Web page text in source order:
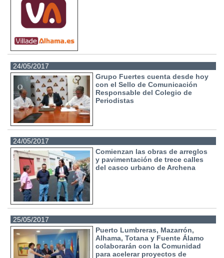
24/05/2017
Grupo Fuertes cuenta desde hoy
con el Sello de Comunicación
Responsable del Colegio de
Periodistas
24/05/2017
Comienzan las obras de arreglos
y pavimentación de trece calles
del casco urbano de Archena
25/05/2017
Puerto Lumbreras, Mazarrón,
Alhama, Totana y Fuente Álamo
colaborarán con la Comunidad
para acelerar proyectos de